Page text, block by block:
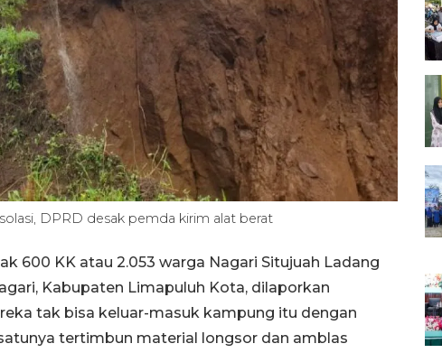
DPRD desak pemda kirim alat berat
600 KK atau 2.053 warga Nagari Situjuah Ladang
Kabupaten Limapuluh Kota, dilaporkan
tak bisa keluar-masuk kampung itu dengan
tertimbun material longsor dan amblas